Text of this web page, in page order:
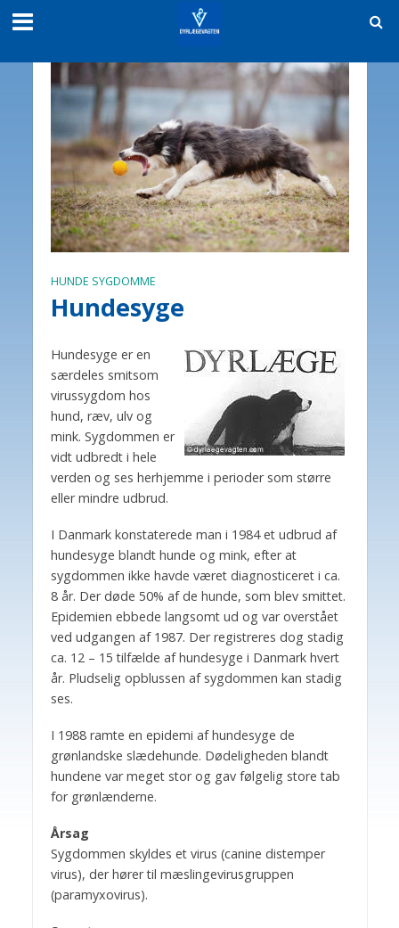
HUNDE SYGDOMME
Hundesyge
Hundesyge er en
særdeles smitsom
virussygdom hos
hund, ræv, ulv og
mink. Sygdommen er
vidt udbredt i hele
verden og ses herhjemme i perioder som større
eller mindre udbrud.
I Danmark konstaterede man i 1984 et udbrud af
hundesyge blandt hunde og mink, efter at
sygdommen ikke havde været diagnosticeret i ca.
8 år. Der døde 50% af de hunde, som blev smittet.
Epidemien ebbede langsomt ud og var overstået
ved udgangen af 1987. Der registreres dog stadig
ca. 12 – 15 tilfælde af hundesyge i Danmark hvert
år. Pludselig opblussen af sygdommen kan stadig
ses.
I 1988 ramte en epidemi af hundesyge de
grønlandske slædehunde. Dødeligheden blandt
hundene var meget stor og gav følgelig store tab
for grønlænderne.
Årsag
Sygdommen skyldes et virus (canine distemper
virus), der hører til mæslingevirusgruppen
(paramyxovirus).